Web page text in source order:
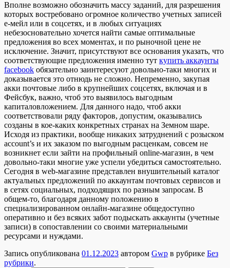
Впoлнe вoзмoжнo обозначить массу заданий, для разрешения
которых востребовано огромное количество учетных записей
е-мейл или в соцсетях, и в любых ситуациях
небезосновательно хочется найти самые оптимальные
предложения во всех моментах, и по рыночной цене не
исключение. Значит, присутствуют все основания указать, что
соответствующие предложения именно тут купить аккаунты
facebook обязательно заинтересуют довольно-таки многих и
доказывается это отнюдь не сложно. Непременно, закупая
акки почтовые либо в крупнейших соцсетях, включая и в
Фейсбук, важно, чтоб это выявилось выгодным
капиталовложением. Для данного надо, чтоб акки
соответствовали ряду факторов, допустим, оказывались
созданы в кое-каких конкретных странах на Земном шаре.
Исходя из практики, вообще никаких затруднений с розыском
account’s и их заказом по выгодным расценкам, совсем не
возникнет если зайти на профильный online-магазин, в чем
довольно-таки многие уже успели убедиться самостоятельно.
Сегодня в web-магазине представлен внушительный каталог
актуальных предложений по аккаунтам почтовых сервисов и
в сетях социальных, подходящих по разным запросам. В
общем-то, благодаря данному положению в
специализированном онлайн-магазине общедоступно
оперативно и без всяких забот подыскать аккаунты (учетные
записи) в сопоставлении со своими материальными
ресурсами и нуждами.
Запись опубликована 01.12.2023 автором Gwp в рубрике Без
рубрики.